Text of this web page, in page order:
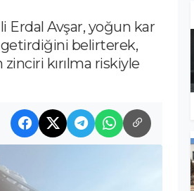
Erdal Avşar, yoğun kar
getirdiğini belirterek,
zinciri kırılma riskiyle